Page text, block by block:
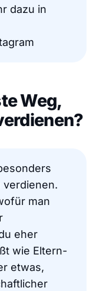
dazu in
Weg,
verdienen.
man
eher
wie Eltern-
etwas,